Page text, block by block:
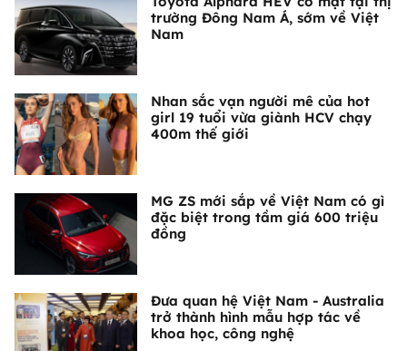
trường Đông Nam Á, sớm về Việt
Nam
Nhan sắc vạn người mê của hot
girl 19 tuổi vừa giành HCV chạy
400m thế giới
MG ZS mới sắp về Việt Nam có gì
đặc biệt trong tầm giá 600 triệu
đồng
Đưa quan hệ Việt Nam - Australia
trở thành hình mẫu hợp tác về
khoa học, công nghệ